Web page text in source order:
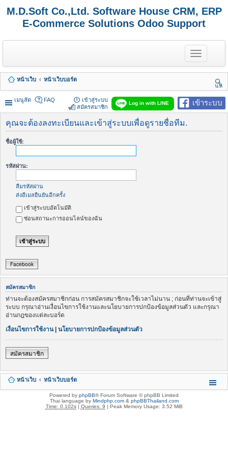
M.D.Soft Co.,Ltd. Software House CRM, ERP
E-Commerce Solutions Odoo Support
T
o
g
e
n
a
v
g
หน้าเว็บ
หน้าเว็บบอร์ด
นห
า
เมนูลัด
เข้าระบบ
Log in with LINE
FAQ
เข้าสู่ระบบ
สมัครสมาชิก
คุณจะต้องลงทะเบียนและเข้าสู่ระบบเพื่อดูรายชื่อทีม.
ชื่อผู้ใช้:
รหัสผ่าน:
ลืมรหัสผ่าน
ส่งอีเมลยืนยันอีกครั้ง
เข้าสู่ระบบอัตโนมัติ
ซ่อนสถานะการออนไลน์ของฉัน
Facebook
สมัครสมาชิก
ท่านจะต้องสมัครสมาชิกก่อน การสมัครสมาชิกจะใช้เวลาไม่นาน ; ก่อนที่ท่านจะเข้าสู่
ระบบ กรุณาอ่านเงื่อนไขการใช้งานและนโยบายการปกป้องข้อมูลส่วนตัว และกรุณา
อ่านกฎของแต่ละบอร์ด
เงื่อนไขการใช้งาน| นโยบายการปกป้องข้อมูลส่วนตัว
สมัครสมาชิก
หน้าเว็บ หน้าเว็บบอร์ด
Powered by phpBB® Forum Software © phpBB Limited
Thai language by Mindphp.com& phpBBThailand.com
Time: 0.102s| Queries: 9 | Peak Memory Usage: 3.52 MiB